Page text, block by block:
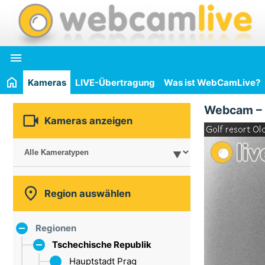

Kameras LIVE-Übertragung Was ist WebCamLive?
 Kameras anzeigen
 Region auswählen
Regionen
Tschechische Republik
Hauptstadt Prag
Webcam –